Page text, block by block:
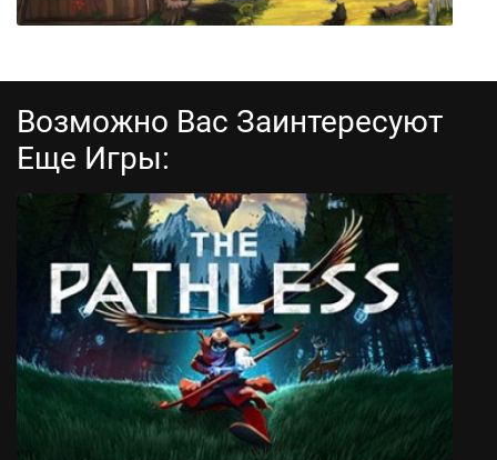
Village Monsters
Возможно Вас Заинтересуют
Еще Игры: